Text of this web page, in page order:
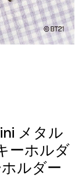
メタル
ーホルダ
ルダー